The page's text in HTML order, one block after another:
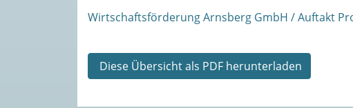
Wirtschaftsförderung Arnsberg GmbH / Auftakt
Diese Übersicht als PDF herunterladen